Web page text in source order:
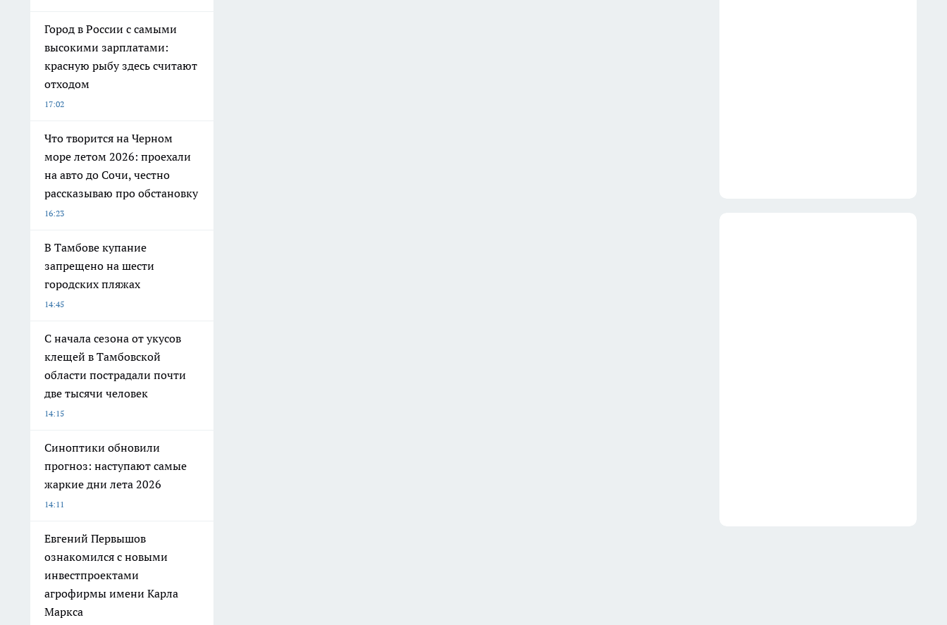
Город в России с самыми
высокими зарплатами:
красную рыбу здесь считают
отходом
17:02
Что творится на Черном
море летом 2026: проехали
на авто до Сочи, честно
рассказываю про обстановку
16:23
В Тамбове купание
запрещено на шести
городских пляжах
14:45
С начала сезона от укусов
клещей в Тамбовской
области пострадали почти
две тысячи человек
14:15
Синоптики обновили
прогноз: наступают самые
жаркие дни лета 2026
14:11
Евгений Первышов
ознакомился с новыми
инвестпроектами
агрофирмы имени Карла
Маркса